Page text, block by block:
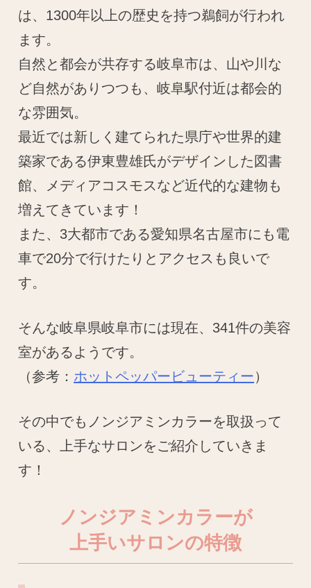
は、1300年以上の歴史を持つ鵜飼が行われ
ます。
自然と都会が共存する岐阜市は、山や川な
ど自然がありつつも、岐阜駅付近は都会的
な雰囲気。
最近では新しく建てられた県庁や世界的建
築家である伊東豊雄氏がデザインした図書
館、メディアコスモスなど近代的な建物も
増えてきています！
また、3大都市である愛知県名古屋市にも電
車で20分で行けたりとアクセスも良いで
す。
そんな岐阜県岐阜市には現在、341件の美容
室があるようです。
（参考： ホットペッパービューティー）
その中でもノンジアミンカラーを取扱って
いる、上手なサロンをご紹介していきま
す！
ノンジアミンカラーが
上手いサロンの特徴